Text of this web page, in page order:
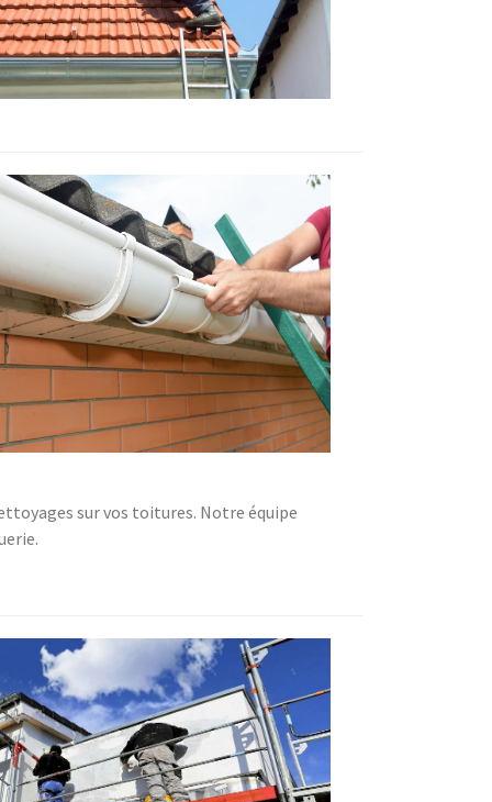
sur vos toitures. Notre équipe